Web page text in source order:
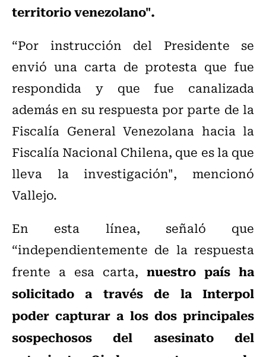
territorio venezolano".
“Por instrucción del Presidente se
envió una carta de protesta que fue
respondida y que fue canalizada
además en su respuesta por parte de la
Fiscalía General Venezolana hacia la
Fiscalía Nacional Chilena, que es la que
lleva la investigación", mencionó
Vallejo.
En esta línea, señaló que
“independientemente de la respuesta
frente a esa carta, nuestro país ha
solicitado a través de la Interpol
poder capturar a los dos principales
sospechosos del asesinato del